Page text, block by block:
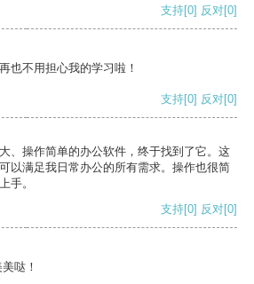
支持[0] 反对[0]
也不用担心我的学习啦！
支持[0] 反对[0]
、操作简单的办公软件，终于找到了它。这
以满足我日常办公的所有需求。操作也很简
手。
支持[0] 反对[0]
哒！